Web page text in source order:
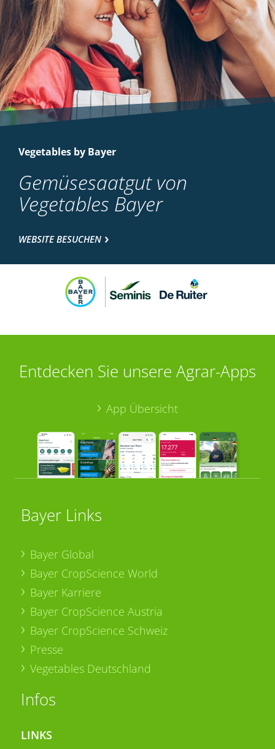
Vegetables by Bayer
Gemüsesaatgut von
Vegetables Bayer
WEBSITE BESUCHEN
Entdecken Sie unsere Agrar-Apps
App Übersicht
Bayer Links
Bayer Global
Bayer CropScience World
Bayer Karriere
Bayer CropScience Austria
Bayer CropScience Schweiz
Presse
Vegetables Deutschland
Infos
LINKS